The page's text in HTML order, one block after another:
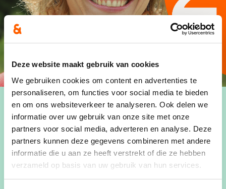
Deze website maakt gebruik van cookies
We gebruiken cookies om content en advertenties te
personaliseren, om functies voor social media te bieden
en om ons websiteverkeer te analyseren. Ook delen we
informatie over uw gebruik van onze site met onze
partners voor social media, adverteren en analyse. Deze
partners kunnen deze gegevens combineren met andere
informatie die u aan ze heeft verstrekt of die ze hebben
verzameld op basis van uw gebruik van hun services.
Slogan
De felle van Merelbeke-Melle